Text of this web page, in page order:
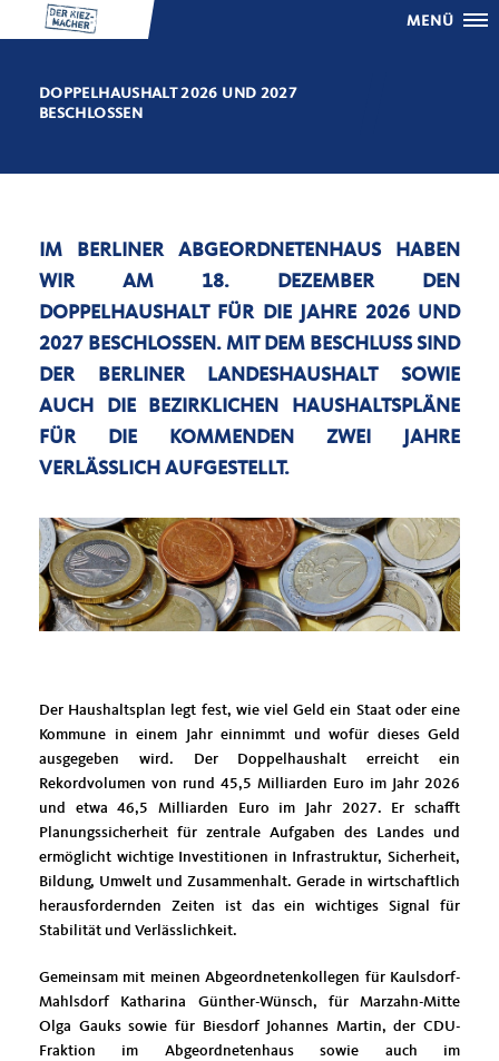
MENÜ
DOPPELHAUSHALT 2026 UND 2027
BESCHLOSSEN
IM BERLINER ABGEORDNETENHAUS HABEN
WIR AM 18. DEZEMBER DEN
DOPPELHAUSHALT FÜR DIE JAHRE 2026 UND
2027 BESCHLOSSEN. MIT DEM BESCHLUSS SIND
DER BERLINER LANDESHAUSHALT SOWIE
AUCH DIE BEZIRKLICHEN HAUSHALTSPLÄNE
FÜR DIE KOMMENDEN ZWEI JAHRE
VERLÄSSLICH AUFGESTELLT.
Der Haushaltsplan legt fest, wie viel Geld ein Staat oder eine
Kommune in einem Jahr einnimmt und wofür dieses Geld
ausgegeben wird. Der Doppelhaushalt erreicht ein
Rekordvolumen von rund 45,5 Milliarden Euro im Jahr 2026
und etwa 46,5 Milliarden Euro im Jahr 2027. Er schafft
Planungssicherheit für zentrale Aufgaben des Landes und
ermöglicht wichtige Investitionen in Infrastruktur, Sicherheit,
Bildung, Umwelt und Zusammenhalt. Gerade in wirtschaftlich
herausfordernden Zeiten ist das ein wichtiges Signal für
Stabilität und Verlässlichkeit.
Gemeinsam mit meinen Abgeordnetenkollegen für Kaulsdorf-
Mahlsdorf Katharina Günther-Wünsch, für Marzahn-Mitte
Olga Gauks sowie für Biesdorf Johannes Martin, der CDU-
Fraktion im Abgeordnetenhaus sowie auch im